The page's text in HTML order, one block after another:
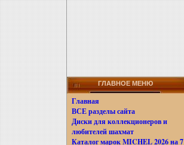
ГЛАВНОЕ МЕНЮ
Главная
ВСЕ разделы сайта
Диски для коллекционеров и
любителей шахмат
Каталог марок MICHEL 2026 на 7